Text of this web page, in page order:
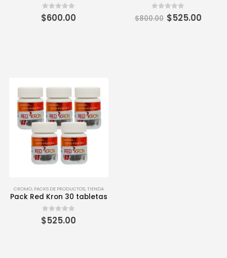
0 out of 5
$600.00 0 out of 5
$800.00 El
precio
$525.00
CROMO, PACKS DE PRODUCTOS,TIENDA
Pack Red Kron 30 tabletas
0 out of 5
$525.00